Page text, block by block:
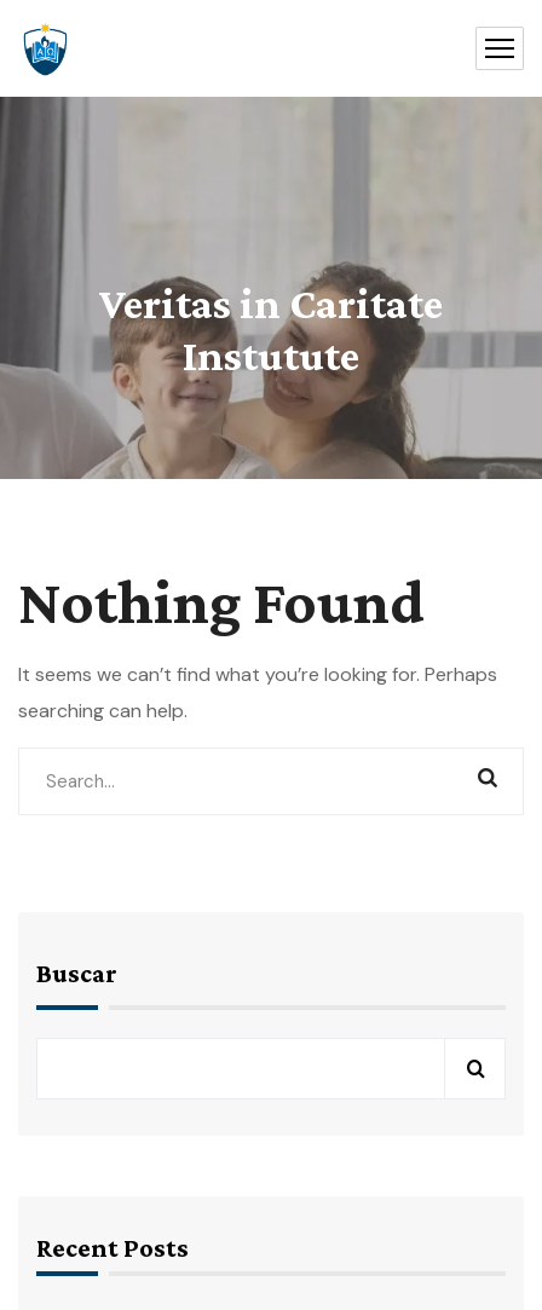
Veritas in Caritate
Instutute
Nothing Found
It seems we can’t find what you’re looking for. Perhaps
searching can help.
Buscar
Recent Posts